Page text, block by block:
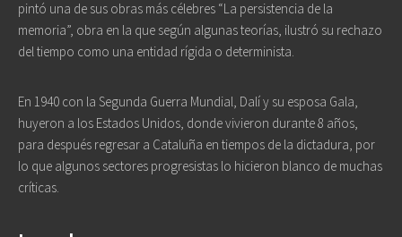
pintó una de sus obras más célebres “La persistencia de la
memoria”, obra en la que según algunas teorías, ilustró su rechazo
del tiempo como una entidad rígida o determinista.
En 1940 con la Segunda Guerra Mundial, Dalí y su esposa Gala,
huyeron a los Estados Unidos, donde vivieron durante 8 años,
para después regresar a Cataluña en tiempos de la dictadura, por
lo que algunos sectores progresistas lo hicieron blanco de muchas
críticas.